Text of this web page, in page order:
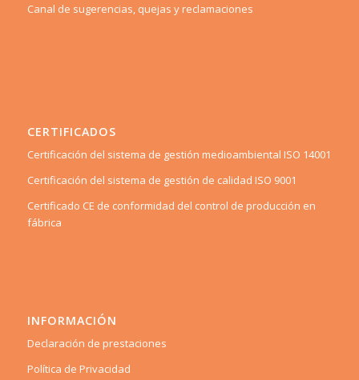
Canal de sugerencias, quejas y reclamaciones
CERTIFICADOS
Certificación del sistema de gestión medioambiental ISO 14001
Certificación del sistema de gestión de calidad ISO 9001
Certificado CE de conformidad del control de producción en
fábrica
INFORMACIÓN
Declaración de prestaciones
Política de Privacidad